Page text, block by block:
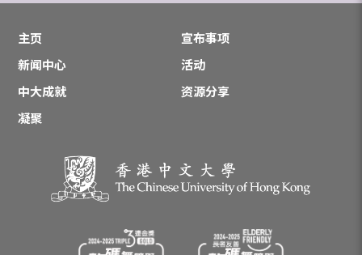
主页
宣布事项
新闻中心
活动
中大成就
资源分享
凝聚